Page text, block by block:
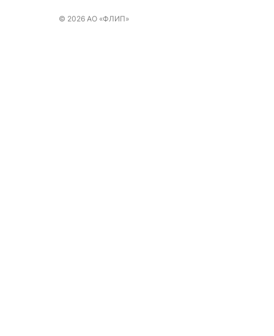
© 2026 АО «ФЛИП»